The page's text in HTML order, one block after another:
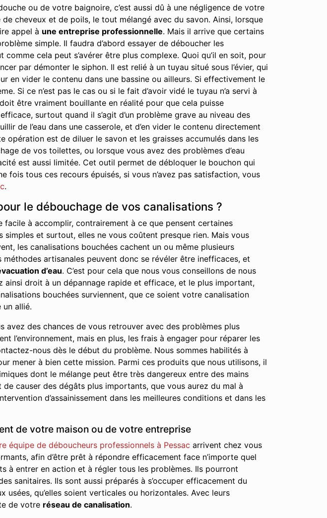
ou de votre baignoire, c’est aussi dû à une négligence de votre
cheveux et de poils, le tout mélangé avec du savon. Ainsi, lorsque
appel à une entreprise professionnelle. Mais il arrive que certains
simple. Il faudra d’abord essayer de déboucher les
cela peut s’avérer être plus complexe. Quoi qu’il en soit, pour
par démonter le siphon. Il est relié à un tuyau situé sous l’évier, qui
en vider le contenu dans une bassine ou ailleurs. Si effectivement le
Si ce n’est pas le cas ou si le fait d’avoir vidé le tuyau n’a servi à
être vraiment bouillante en réalité pour que cela puisse
surtout quand il s’agit d’un problème grave au niveau des
de l’eau dans une casserole, et d’en vider le contenu directement
est de diluer le savon et les graisses accumulés dans les
de vos toilettes, ou lorsque vous avez des problèmes d’eau
est aussi limitée. Cet outil permet de débloquer le bouchon qui
fois tous ces recours épuisés, si vous n’avez pas satisfaction, vous
.
le débouchage de vos canalisations ?
facile à accomplir, contrairement à ce que pensent certaines
et surtout, elles ne vous coûtent presque rien. Mais vous
les canalisations bouchées cachent un ou même plusieurs
artisanales peuvent donc se révéler être inefficaces, et
d’eau. C’est pour cela que nous vous conseillons de nous
droit à un dépannage rapide et efficace, et le plus important,
bouchées surviennent, que ce soient votre canalisation
un allié.
des chances de vous retrouver avec des problèmes plus
l’environnement, mais en plus, les frais à engager pour réparer les
nous dès le début du problème. Nous sommes habilités à
mener à bien cette mission. Parmi ces produits que nous utilisons, il
dont le mélange peut être très dangereux entre des mains
causer des dégâts plus importants, que vous aurez du mal à
d’assainissement dans les meilleures conditions et dans les
de votre maison ou de votre entreprise
équipe de déboucheurs professionnels à Pessac arrivent chez vous
afin d’être prêt à répondre efficacement face n’importe quel
à entrer en action et à régler tous les problèmes. Ils pourront
sanitaires. Ils sont aussi préparés à s’occuper efficacement du
qu’elles soient verticales ou horizontales. Avec leurs
de votre réseau de canalisation.